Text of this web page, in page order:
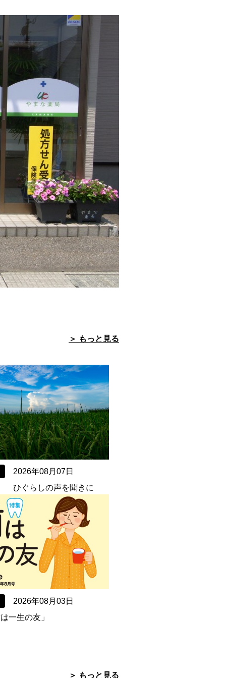
2026年08月07日
ひぐらしの声を聞きに
2026年08月03日
一生の友」
＞ もっと見る
＞ もっと見る